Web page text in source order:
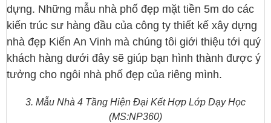
dựng. Những mẫu nhà phố đẹp mặt tiền 5m do các
kiến trúc sư hàng đầu của công ty thiết kế xây dựng
nhà đẹp Kiến An Vinh mà chúng tôi giới thiệu tới quý
khách hàng dưới đây sẽ giúp bạn hình thành được ý
tưởng cho ngôi nhà phố đẹp của riêng mình.
3. Mẫu Nhà 4 Tầng Hiện Đại Kết Hợp Lớp Dạy Học
(MS:NP360)